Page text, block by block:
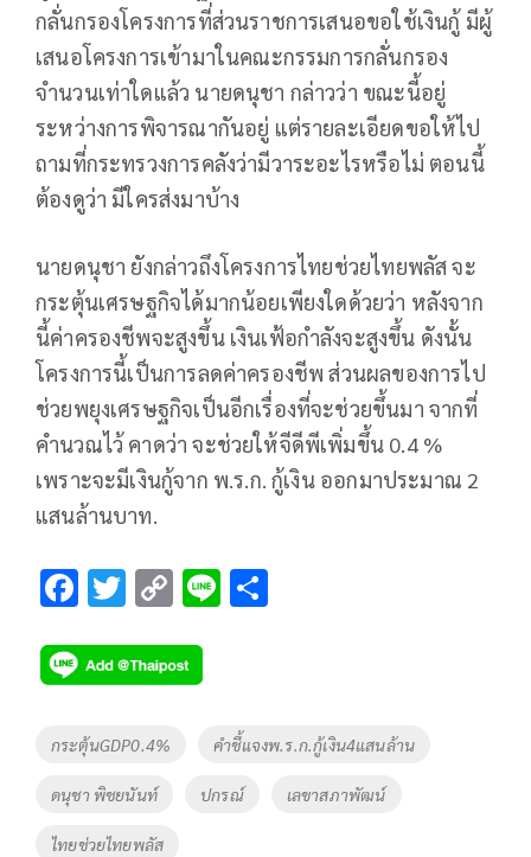
กลั่นกรองโครงการที่ส่วนราชการเสนอขอใช้เงินกู้ มีผู้
เสนอโครงการเข้ามาในคณะกรรมการกลั่นกรอง
จำนวนเท่าใดแล้ว นายดนุชา​ กล่าวว่า​ ขณะนี้อยู่
ระหว่างการพิจารณากันอยู่​ แต่รายละเอียดขอให้ไป
ถามที่กระทรวงการคลังว่ามีวาระอะไรหรือไม่ ตอนนี้
ต้องดูว่า มีใครส่งมาบ้าง
นายดนุชา ยังกล่าวถึงโครงการไทยช่วยไทยพลัส จะ
กระตุ้นเศรษฐกิจได้มากน้อยเพียงใดด้วย​ว่า หลังจาก
นี้ค่าครองชีพจะสูงขึ้น เงินเฟ้อกำลังจะสูงขึ้น ดังนั้น
โครงการนี้เป็นการลดค่าครองชีพ ส่วนผลของการไป
ช่วยพยุงเศรษฐกิจเป็นอีกเรื่องที่จะช่วยขึ้นมา จากที่
คำนวณไว้ คาดว่า จะช่วยให้จีดีพีเพิ่มขึ้น 0.4 %
เพราะจะมีเงินกู้จาก พ.ร.ก. กู้เงิน ออกมาประมาณ 2
แสนล้านบาท.
F
e
b
o
o
k
T
tt
er
C
p
y
Li
Tags
กระตุ้นGDP0.4% คำชี้แจงพ.ร.ก.กู้เงิน4แสนล้าน
ดนุชา พิชยนันท์ ปกรณ์ เลขาสภาพัฒน์
ไทยช่วยไทยพลัส